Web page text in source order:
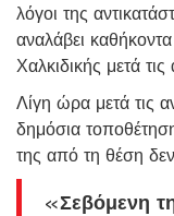
λόγοι της
αναλάβει
Χαλκιδικής μετά τις
Λίγη ώρα μετά τις
δημόσια
της από τη θέση
«Σεβόμενη